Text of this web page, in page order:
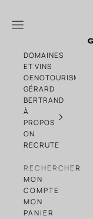
Menu
DOMAINES
ET VINS
OENOTOURISME
GÉRARD
BERTRAND
À
PROPOS
ON
RECRUTE
RECHERCHER
MON
COMPTE
MON
PANIER